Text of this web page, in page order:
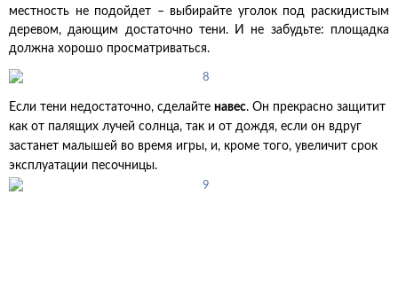
местность не подойдет – выбирайте уголок под раскидистым
деревом, дающим достаточно тени. И не забудьте: площадка
должна хорошо просматриваться.
Если тени недостаточно, сделайте навес. Он прекрасно защитит
как от палящих лучей солнца, так и от дождя, если он вдруг
застанет малышей во время игры, и, кроме того, увеличит срок
эксплуатации песочницы.